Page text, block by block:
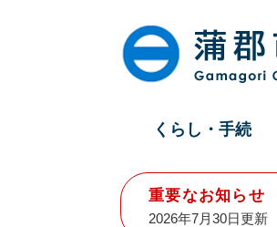
くらし・手続
重要なお知らせ
2026年7月30日更新